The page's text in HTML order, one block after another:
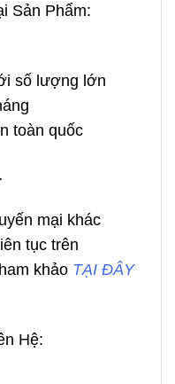
Sản Phẩm:
số lượng lớn
toàn quốc
mại khác
tục trên
khảo TẠI ĐÂY
Hệ: